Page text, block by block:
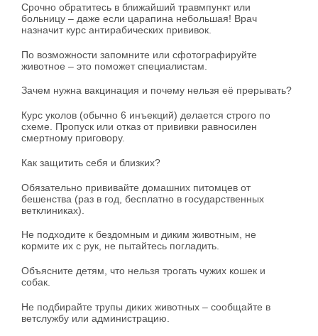
Срочно обратитесь в ближайший травмпункт или
больницу – даже если царапина небольшая! Врач
назначит курс антирабических прививок.
По возможности запомните или сфотографируйте
животное – это поможет специалистам.
Зачем нужна вакцинация и почему нельзя её прерывать?
Курс уколов (обычно 6 инъекций) делается строго по
схеме. Пропуск или отказ от прививки равносилен
смертному приговору.
Как защитить себя и близких?
Обязательно прививайте домашних питомцев от
бешенства (раз в год, бесплатно в государственных
ветклиниках).
Не подходите к бездомным и диким животным, не
кормите их с рук, не пытайтесь погладить.
Объясните детям, что нельзя трогать чужих кошек и
собак.
Не подбирайте трупы диких животных – сообщайте в
ветслужбу или администрацию.